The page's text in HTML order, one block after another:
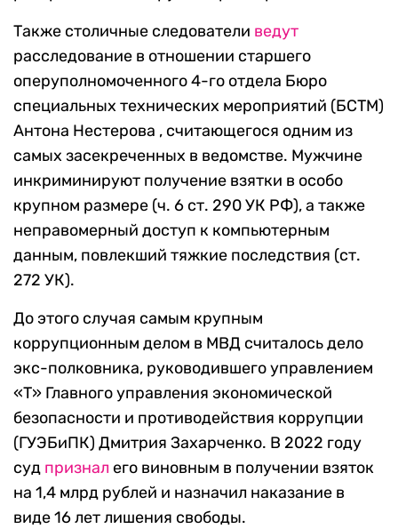
Также столичные следователи ведут
расследование в отношении старшего
оперуполномоченного 4-го отдела Бюро
специальных технических мероприятий (БСТМ)
Антона Нестерова , считающегося одним из
самых засекреченных в ведомстве. Мужчине
инкриминируют получение взятки в особо
крупном размере (ч. 6 ст. 290 УК РФ), а также
неправомерный доступ к компьютерным
данным, повлекший тяжкие последствия (ст.
272 УК).
До этого случая самым крупным
коррупционным делом в МВД считалось дело
экс-полковника, руководившего управлением
«Т» Главного управления экономической
безопасности и противодействия коррупции
(ГУЭБиПК) Дмитрия Захарченко. В 2022 году
суд признал его виновным в получении взяток
на 1,4 млрд рублей и назначил наказание в
виде 16 лет лишения свободы.